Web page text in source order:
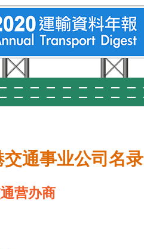
交通事业公司名录
营办商